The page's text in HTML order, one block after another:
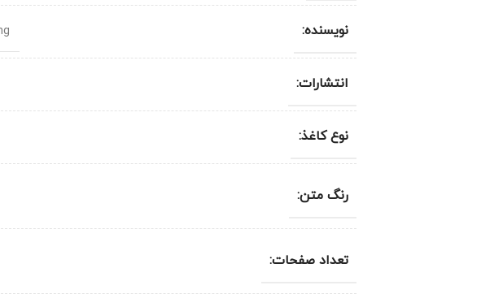
نویسنده:
انتشارات:
نوع کاغذ:
رنگ متن:
تعداد صفحات: